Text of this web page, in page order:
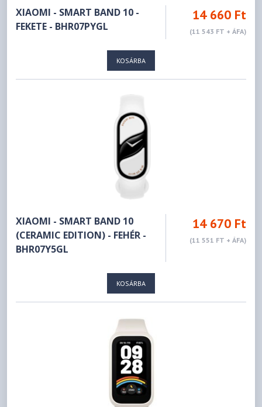
XIAOMI - SMART BAND 10 -
FEKETE - BHR07PYGL
14 660 Ft
(11 543 FT + ÁFA)
KOSÁRBA
XIAOMI - SMART BAND 10
(CERAMIC EDITION) - FEHÉR -
BHR07Y5GL
14 670 Ft
(11 551 FT + ÁFA)
KOSÁRBA